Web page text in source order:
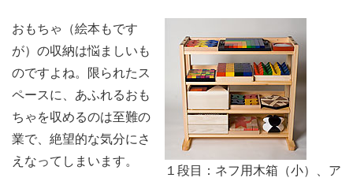
おもちゃ（絵本もです
が）の収納は悩ましいも
のですよね。限られたス
ペースに、あふれるおも
ちゃを収めるのは至難の
業で、絶望的な気分にさ
えなってしまいます。
１段目：ネフ用木箱（小）、ア